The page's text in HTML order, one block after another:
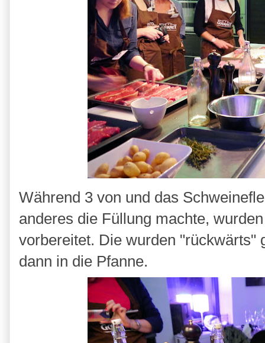
Während 3 von und das
anderes die Füllung machte,
vorbereitet. Die wurden "rückwärts"
dann in die Pfanne.